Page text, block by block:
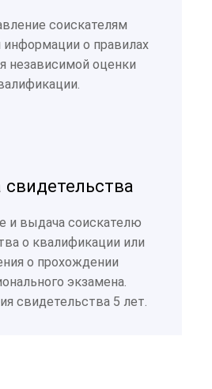
соискателям
информации о правилах
независимой оценки
и выдача соискателю
о квалификации или
о прохождении
экзамена.
свидетельства 5 лет.